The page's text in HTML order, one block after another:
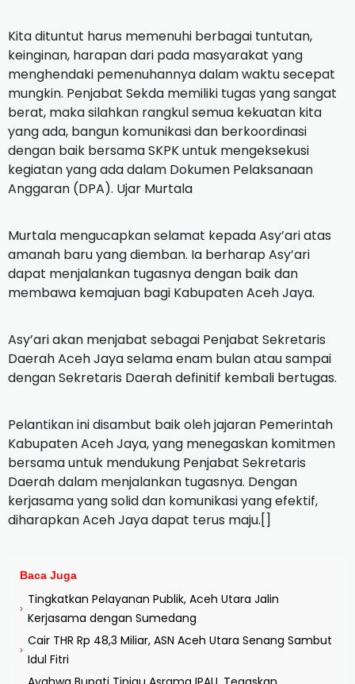
Kita dituntut harus memenuhi berbagai tuntutan,
keinginan, harapan dari pada masyarakat yang
menghendaki pemenuhannya dalam waktu secepat
mungkin. Penjabat Sekda memiliki tugas yang sangat
berat, maka silahkan rangkul semua kekuatan kita
yang ada, bangun komunikasi dan berkoordinasi
dengan baik bersama SKPK untuk mengeksekusi
kegiatan yang ada dalam Dokumen Pelaksanaan
Anggaran (DPA). Ujar Murtala
Murtala mengucapkan selamat kepada Asy’ari atas
amanah baru yang diemban. Ia berharap Asy’ari
dapat menjalankan tugasnya dengan baik dan
membawa kemajuan bagi Kabupaten Aceh Jaya.
Asy’ari akan menjabat sebagai Penjabat Sekretaris
Daerah Aceh Jaya selama enam bulan atau sampai
dengan Sekretaris Daerah definitif kembali bertugas.
Pelantikan ini disambut baik oleh jajaran Pemerintah
Kabupaten Aceh Jaya, yang menegaskan komitmen
bersama untuk mendukung Penjabat Sekretaris
Daerah dalam menjalankan tugasnya. Dengan
kerjasama yang solid dan komunikasi yang efektif,
diharapkan Aceh Jaya dapat terus maju.[]
Baca Juga
›
Tingkatkan Pelayanan Publik, Aceh Utara Jalin
Kerjasama dengan Sumedang
›
Cair THR Rp 48,3 Miliar, ASN Aceh Utara Senang Sambut
Idul Fitri